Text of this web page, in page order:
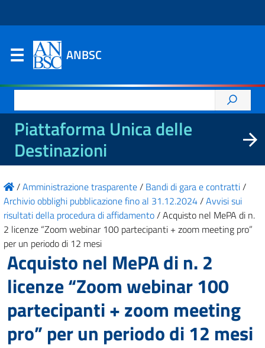
ANBSC
per:
Piattaforma Unica delle
Destinazioni
/Amministrazione trasparente/ Bandi di gara e contratti/
Archivio obblighi pubblicazione fino al 31.12.2024/Avvisi sui
risultati della procedura di affidamento/Acquisto nel MePA di n.
2 licenze “Zoom webinar 100 partecipanti + zoom meeting pro”
per un periodo di 12 mesi
Acquisto nel MePA di n. 2
licenze “Zoom webinar 100
partecipanti + zoom meeting
pro” per un periodo di 12 mesi